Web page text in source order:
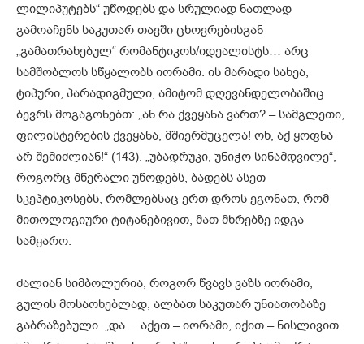
ლილიპუტებს“ უწოდებს და სრულიად ნათლად
გამოაჩენს საკუთარ თავში ცხოვრებისგან
„გამათრახებულ“ რომანტიკოს/იდეალისტს… არც
სამშობლოს სწყალობს იორამი. ის მარადი სახეა,
ტიპური, პარადიგმული, ამიტომ დღევანდელობაშიც
ბევრს მოგაგონებთ: „ან რა ქვეყანა ვართ? – სამგლეთი,
ფილისტერების ქვეყანა, მშიერმუცელა! ოხ, აქ ყოფნა
არ შემიძლიან!“ (143). „უბადრუკი, უნიჭო სინამდვილე“,
როგორც მწერალი უწოდებს, ბადებს ასეთ
სკეპტიკოსებს, რომლებსაც ერთ დროს ეგონათ, რომ
მითოლოგიური ტიტანებივით, მათ მხრებზე იდგა
სამყარო.
ძალიან სიმბოლურია, როგორ წვავს ვაზს იორამი,
გულის მოსაოხებლად, ალბათ საკუთარ უნიათობაზე
გაბრაზებული. „და… აქეთ – იორამი, იქით – ნისლივით